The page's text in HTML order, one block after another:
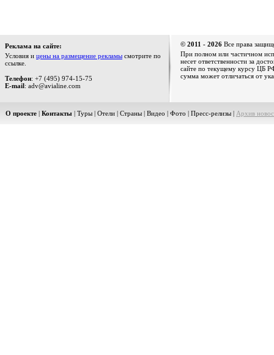
Реклама на сайте:
Условия и цены на размещение рекламы смотрите по
ссылке.
Телефон: +7 (495) 974-15-75
E-mail: adv@avialine.com
© 2011 - 2026 Все права
При полном или частичном
несет ответственности за
сайте по текущему курсу ЦБ
сумма может отличаться от
О проекте | Контакты | Туры | Отели | Страны | Видео | Фото | Пресс-релизы | Архив